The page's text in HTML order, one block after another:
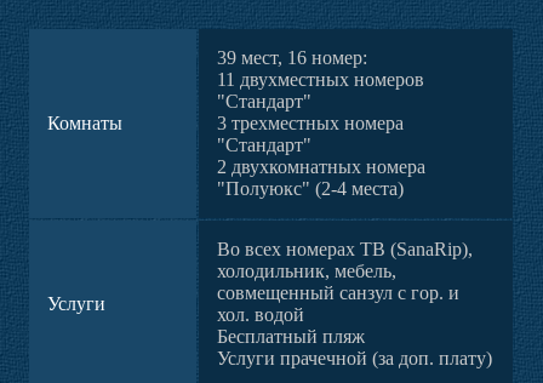
Комнаты
39 мест, 16 номер:
11 двухместных номеров
"Стандарт"
3 трехместных номера
"Стандарт"
2 двухкомнатных номера
"Полуюкс" (2-4 места)
Услуги
Во всех номерах ТВ (SanaRip),
холодильник, мебель,
совмещенный санзул с гор. и
хол. водой
Бесплатный пляж
Услуги прачечной (за доп. плату)